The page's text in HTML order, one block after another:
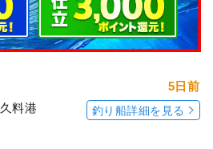
料港
5日前
釣り船詳細を見る